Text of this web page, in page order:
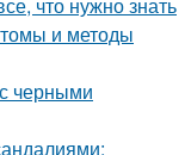
и методы
черными